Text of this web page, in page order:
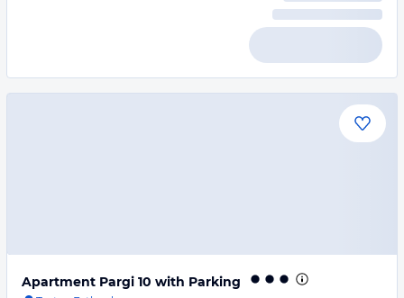
Apartment Pargi 10 with Parking